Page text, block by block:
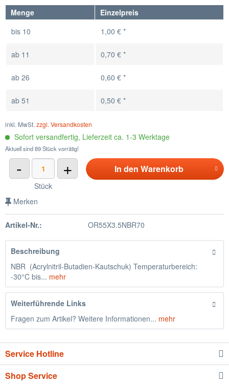
Menge
Einzelpreis
bis 10 1,00 € *
ab 11 0,70 € *
ab 26 0,60 € *
ab 51 0,50 € *
inkl. MwSt. zzgl. Versandkosten
Sofort versandfertig, Lieferzeit ca. 1-3 Werktage
Aktuell sind 89 Stück vorrätig!
- +
Stück
In den Warenkorb
Merken
Artikel-Nr.: OR55X3.5NBR70
Beschreibung
NBR (Acrylnitril-Butadien-Kautschuk) Temperaturbereich:
-30°C bis... mehr
Weiterführende Links
Fragen zum Artikel? Weitere Informationen... mehr
Service Hotline
Shop Service